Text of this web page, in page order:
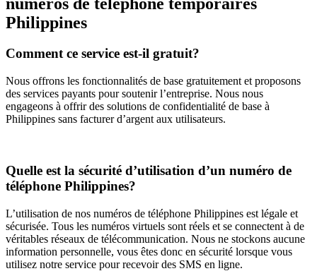
Philippines
Comment ce service est-il gratuit?
Nous offrons les fonctionnalités de base gratuitement et proposons
des services payants pour soutenir l’entreprise. Nous nous
engageons à offrir des solutions de confidentialité de base à
Philippines sans facturer d’argent aux utilisateurs.
Quelle est la sécurité d’utilisation d’un numéro de
téléphone Philippines?
L’utilisation de nos numéros de téléphone Philippines est légale et
sécurisée. Tous les numéros virtuels sont réels et se connectent à de
véritables réseaux de télécommunication. Nous ne stockons aucune
information personnelle, vous êtes donc en sécurité lorsque vous
utilisez notre service pour recevoir des SMS en ligne.